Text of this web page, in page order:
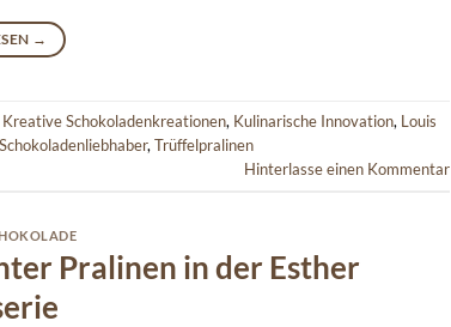
→
Kreative Schokoladenkreationen, Kulinarische Innovation, Louis
Schokoladenliebhaber, Trüffelpralinen
Hinterlasse einen Kommentar
Pralinen in der Esther